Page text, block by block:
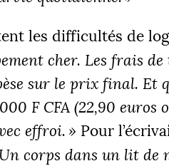
les difficultés de
cher. Les frais
sur le prix final. Et
F CFA (22,90 euros
effroi. » Pour
Un corps dans un lit de